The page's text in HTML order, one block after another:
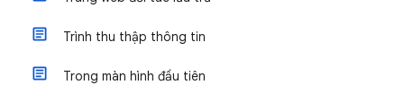
Trình thu thập thông tin
Trong màn hình đầu tiên